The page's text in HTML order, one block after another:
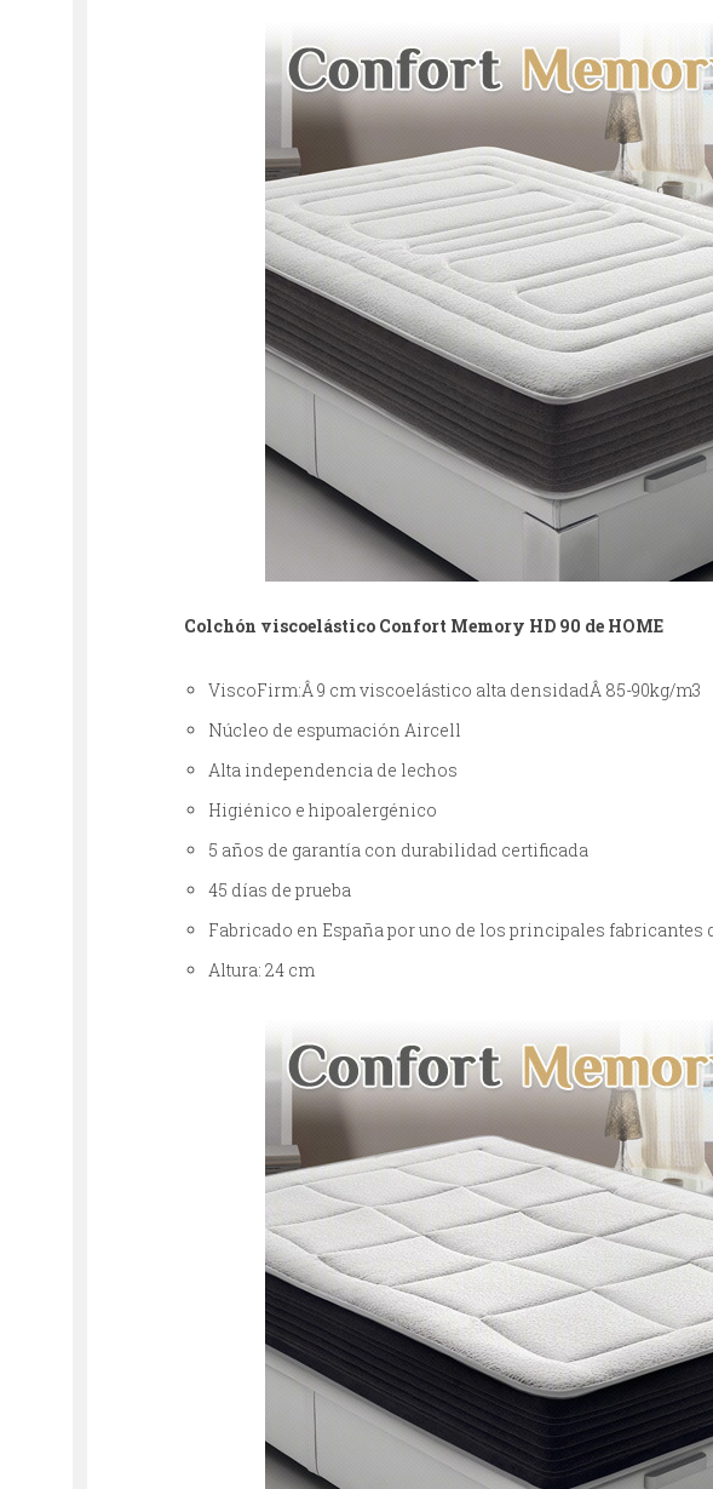
Colchón viscoelástico Confort Memory HD 90 de HOME
ViscoFirm:Â 9 cm viscoelástico alta densidadÂ 85-90kg/m3
Núcleo de espumación Aircell
Alta independencia de lechos
Higiénico e hipoalergénico
5 años de garantía con durabilidad certificada
45 días de prueba
Fabricado en España por uno de los principales fabricantes
Altura: 24 cm